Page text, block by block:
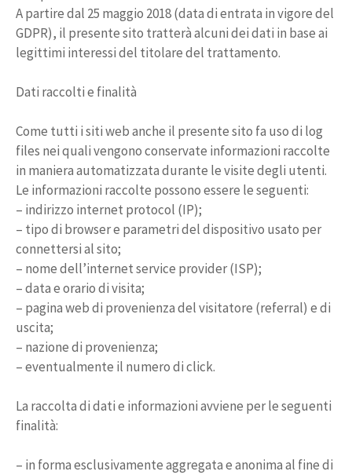
A partire dal 25 maggio 2018 (data di entrata in vigore del
GDPR), il presente sito tratterà alcuni dei dati in base ai
legittimi interessi del titolare del trattamento.
Dati raccolti e finalità
Come tutti i siti web anche il presente sito fa uso di log
files nei quali vengono conservate informazioni raccolte
in maniera automatizzata durante le visite degli utenti.
Le informazioni raccolte possono essere le seguenti:
– indirizzo internet protocol (IP);
– tipo di browser e parametri del dispositivo usato per
connettersi al sito;
– nome dell’internet service provider (ISP);
– data e orario di visita;
– pagina web di provenienza del visitatore (referral) e di
uscita;
– nazione di provenienza;
– eventualmente il numero di click.
La raccolta di dati e informazioni avviene per le seguenti
finalità:
– in forma esclusivamente aggregata e anonima al fine di